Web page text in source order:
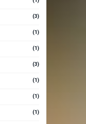
(3)
(1)
(1)
(3)
(1)
(1)
(1)